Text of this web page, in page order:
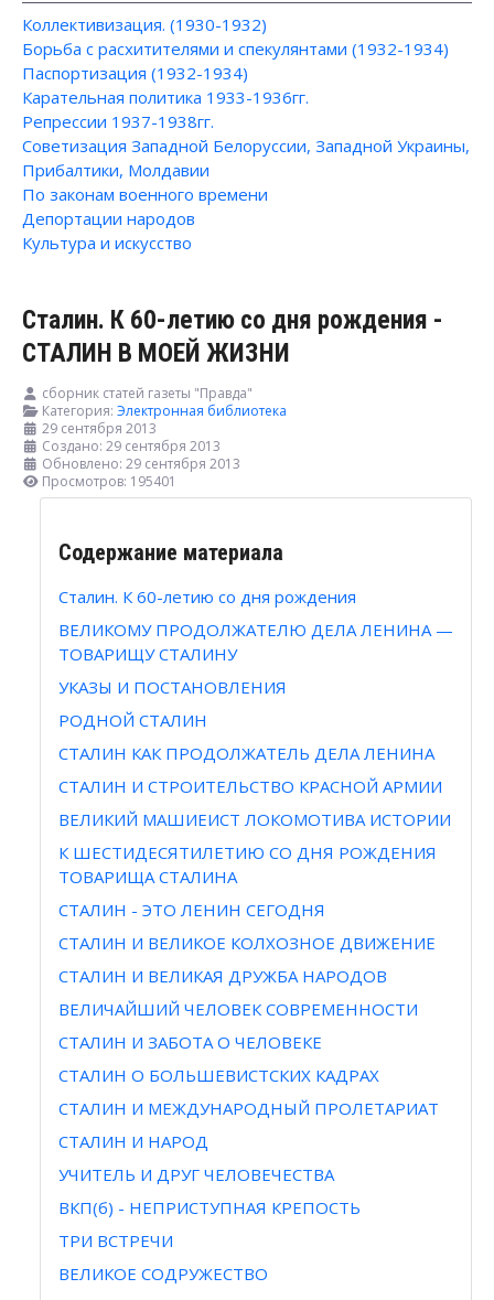
Коллективизация. (1930-1932)
Борьба с расхитителями и спекулянтами (1932-1934)
Паспортизация (1932-1934)
Карательная политика 1933-1936гг.
Репрессии 1937-1938гг.
Советизация Западной Белоруссии, Западной Украины,
Прибалтики, Молдавии
По законам военного времени
Депортации народов
Культура и искусство
Сталин. К 60-летию со дня рождения -
СТАЛИН В МОЕЙ ЖИЗНИ
сборник статей газеты "Правда"
Категория: Электронная библиотека
29 сентября 2013
Создано: 29 сентября 2013
Обновлено: 29 сентября 2013
Просмотров: 195401
Содержание материала
Сталин. К 60-летию со дня рождения
ВЕЛИКОМУ ПРОДОЛЖАТЕЛЮ ДЕЛА ЛЕНИНА —
ТОВАРИЩУ СТАЛИНУ
УКАЗЫ И ПОСТАНОВЛЕНИЯ
РОДНОЙ СТАЛИН
СТАЛИН КАК ПРОДОЛЖАТЕЛЬ ДЕЛА ЛЕНИНА
СТАЛИН И СТРОИТЕЛЬСТВО КРАСНОЙ АРМИИ
ВЕЛИКИЙ МАШИЕИСТ ЛОКОМОТИВА ИСТОРИИ
К ШЕСТИДЕСЯТИЛЕТИЮ СО ДНЯ РОЖДЕНИЯ
ТОВАРИЩА СТАЛИНА
СТАЛИН - ЭТО ЛЕНИН СЕГОДНЯ
СТАЛИН И ВЕЛИКОЕ КОЛХОЗНОЕ ДВИЖЕНИЕ
СТАЛИН И ВЕЛИКАЯ ДРУЖБА НАРОДОВ
ВЕЛИЧАЙШИЙ ЧЕЛОВЕК СОВРЕМЕННОСТИ
СТАЛИН И ЗАБОТА О ЧЕЛОВЕКЕ
СТАЛИН О БОЛЬШЕВИСТСКИХ КАДРАХ
СТАЛИН И МЕЖДУНАРОДНЫЙ ПРОЛЕТАРИАТ
СТАЛИН И НАРОД
УЧИТЕЛЬ И ДРУГ ЧЕЛОВЕЧЕСТВА
ВКП(б) - НЕПРИСТУПНАЯ КРЕПОСТЬ
ТРИ ВСТРЕЧИ
ВЕЛИКОЕ СОДРУЖЕСТВО